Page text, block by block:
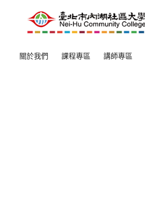
關於我們 課程專區 講師專區